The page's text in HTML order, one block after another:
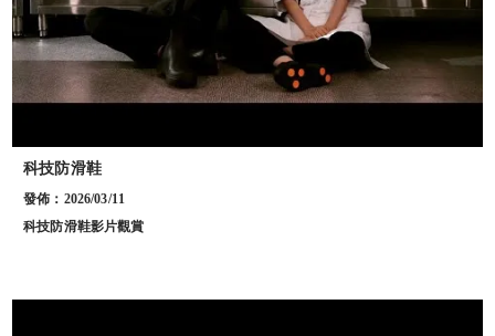
科技防滑鞋
發佈：2026/03/11
科技防滑鞋影片觀賞